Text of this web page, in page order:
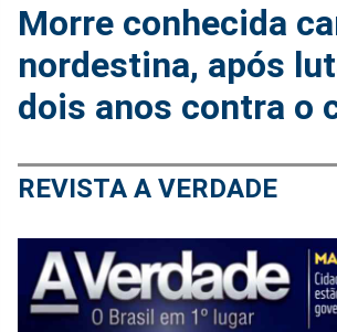
Morre conhecida
nordestina, após
dois anos contra o
REVISTA A VERDADE